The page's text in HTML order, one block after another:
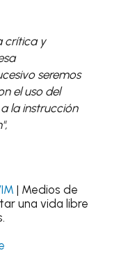
crítica y
seremos
el uso del
la instrucción
| Medios de
una vida libre